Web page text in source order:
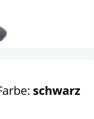
schwarz